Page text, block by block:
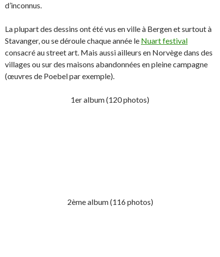
d’inconnus.
La plupart des dessins ont été vus en ville à Bergen et surtout à
Stavanger, ou se déroule chaque année le Nuart festival
consacré au street art. Mais aussi ailleurs en Norvège dans des
villages ou sur des maisons abandonnées en pleine campagne
(œuvres de Poebel par exemple).
1er album (120 photos)
2ème album (116 photos)